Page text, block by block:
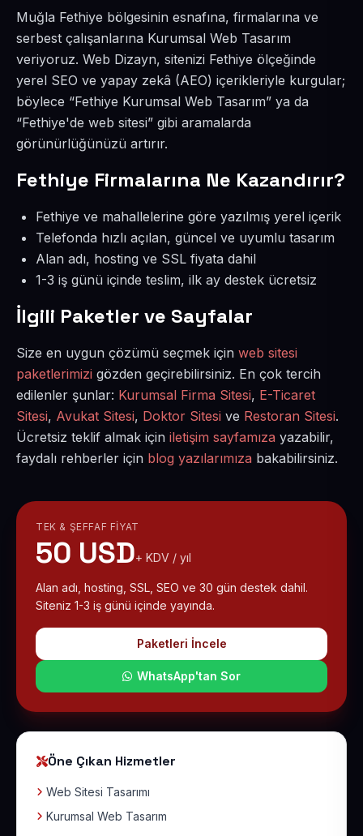
Muğla Fethiye bölgesinin esnafına, firmalarına ve
serbest çalışanlarına Kurumsal Web Tasarım
veriyoruz. Web Dizayn, sitenizi Fethiye ölçeğinde
yerel SEO ve yapay zekâ (AEO) içerikleriyle kurgular;
böylece “Fethiye Kurumsal Web Tasarım” ya da
“Fethiye'de web sitesi” gibi aramalarda
görünürlüğünüzü artırır.
Fethiye Firmalarına Ne Kazandırır?
Fethiye ve mahallelerine göre yazılmış yerel içerik
Telefonda hızlı açılan, güncel ve uyumlu tasarım
Alan adı, hosting ve SSL fiyata dahil
1-3 iş günü içinde teslim, ilk ay destek ücretsiz
İlgili Paketler ve Sayfalar
Size en uygun çözümü seçmek için web sitesi
paketlerimizi gözden geçirebilirsiniz. En çok tercih
edilenler şunlar: Kurumsal Firma Sitesi, E-Ticaret
Sitesi, Avukat Sitesi, Doktor Sitesi ve Restoran Sitesi.
Ücretsiz teklif almak için iletişim sayfamıza yazabilir,
faydalı rehberler için blog yazılarımıza bakabilirsiniz.
TEK & ŞEFFAF FIYAT
50 USD+ KDV / yıl
Alan adı, hosting, SSL, SEO ve 30 gün destek dahil.
Siteniz 1-3 iş günü içinde yayında.
Paketleri İncele
WhatsApp'tan Sor
Öne Çıkan Hizmetler
Web Sitesi Tasarımı
Kurumsal Web Tasarım